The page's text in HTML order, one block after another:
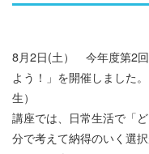
8月2日(土） 今年度第2
よう！」を開催しました
生）
講座では、日常生活で「
分で考えて納得のいく選